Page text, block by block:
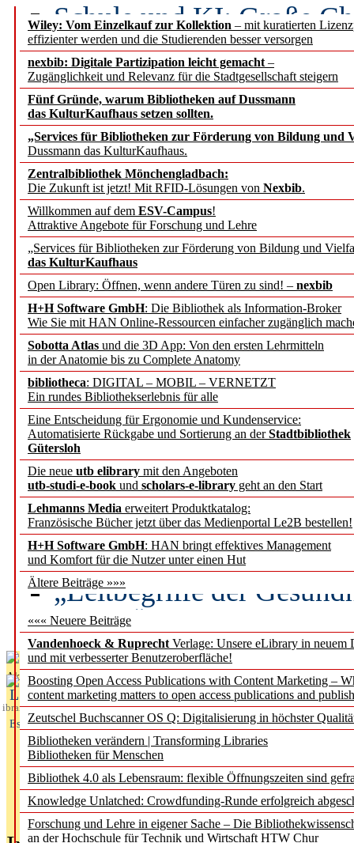
Wiley: Vom Einzelkauf zur Kollektion – mit kuratierten
effizienter werden und die Studierenden besser versorgen
nexbib: Digitale Partizipation leicht gemacht –
Zugänglichkeit und Relevanz für die Stadtgesellschaft steigern
Fünf Gründe, warum Bibliotheken auf Dussmann
das KulturKaufhaus setzen sollten.
„Services für Bibliotheken zur Förderung von Bildung und
Dussmann das KulturKaufhaus.
Zentralbibliothek Mönchengladbach:
Die Zukunft ist jetzt! Mit RFID-Lösungen von Nexbib.
Willkommen auf dem ESV-Campus!
Attraktive Angebote für Forschung und Lehre
„Services für Bibliotheken zur Förderung von Bildung und
das KulturKaufhaus
Open Library: Öffnen, wenn andere Türen zu sind! – nexbib
H+H Software GmbH: Die Bibliothek als Information-Broker
Wie Sie mit HAN Online-Ressourcen einfacher zugänglich
Sobotta Atlas und die 3D App: Von den ersten Lehrmitteln
in der Anatomie bis zu Complete Anatomy
bibliotheca: DIGITAL – MOBIL – VERNETZT
Ein rundes Bibliothekserlebnis für alle
Eine Entscheidung für Ergonomie und Kundenservice:
Automatisierte Rückgabe und Sortierung an derStadtbibliothek
Gütersloh
Die neue utb elibrary mit den Angeboten
utb-studi-e-book und scholars-e-library geht an den Start
Lehmanns Media erweitert Produktkatalog:
Französische Bücher jetzt über das Medienportal Le2B bestellen!
H+H Software GmbH: HAN bringt effektives Management
und Komfort für die Nutzer unter einen Hut
Ältere Beiträge »»»
««« Neuere Beiträge
Vandenhoeck & Ruprecht Verlage: Unsere eLibrary in neuem
und mit verbesserter Benutzeroberfläche!
Boosting Open Access Publications with Content Marketing –
content marketing matters to open access publications and
Zeutschel Buchscanner OS Q: Digitalisierung in höchster
Bibliotheken verändern | Transforming Libraries
Bibliotheken für Menschen
Bibliothek 4.0 als Lebensraum: flexible Öffnungszeiten sind
Knowledge Unlatched: Crowdfunding-Runde erfolgreich
Forschung und Lehre in eigener Sache – Die
an der Hochschule für Technik und Wirtschaft HTW Chur
Schule und KI: Große
Voraussetzungen
Erfolgreiches erstes
Segment Research –
angepasst
konstruktiv!
Mohr Siebeck
und die Zeitschrift für
Francke Attempto
EBSCO Information
Recherchefunktionen in
Sorbisches Institut neu
Geschichte und
Künstliche Intelligenz
besser zu verstehen
„Leitbegriffe der
des BIÖG erscheinen
Aktuelles aus
L
ibrary
Essentials